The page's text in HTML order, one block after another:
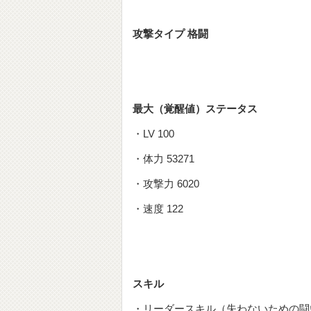
攻撃タイプ 格闘
最大（覚醒値）ステータス
・LV 100
・体力 53271
・攻撃力 6020
・速度 122
スキル
・リーダースキル（失わないための